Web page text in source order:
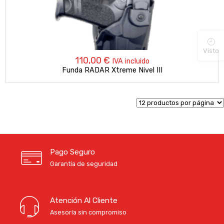
110,00 € IVA incluido
Funda RADAR Xtreme Nivel III
Pago Seguro
Garantía de seguridad
Atención Al Cliente
Asesoría sin compromiso
Visto